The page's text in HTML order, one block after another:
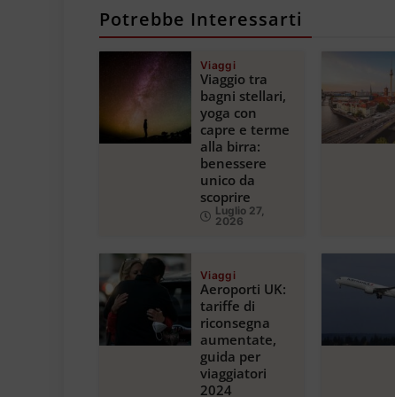
Potrebbe Interessarti
Viaggi
Viaggio tra
bagni stellari,
yoga con
capre e terme
alla birra:
benessere
unico da
scoprire
Luglio 27,
2026
Viaggi
Aeroporti UK:
tariffe di
riconsegna
aumentate,
guida per
viaggiatori
2024